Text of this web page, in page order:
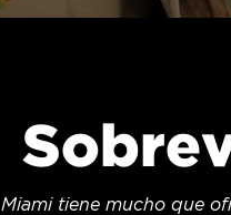
Miami tiene mucho que